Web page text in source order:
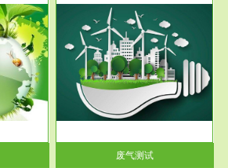
包括有机
废气主要
废气测试